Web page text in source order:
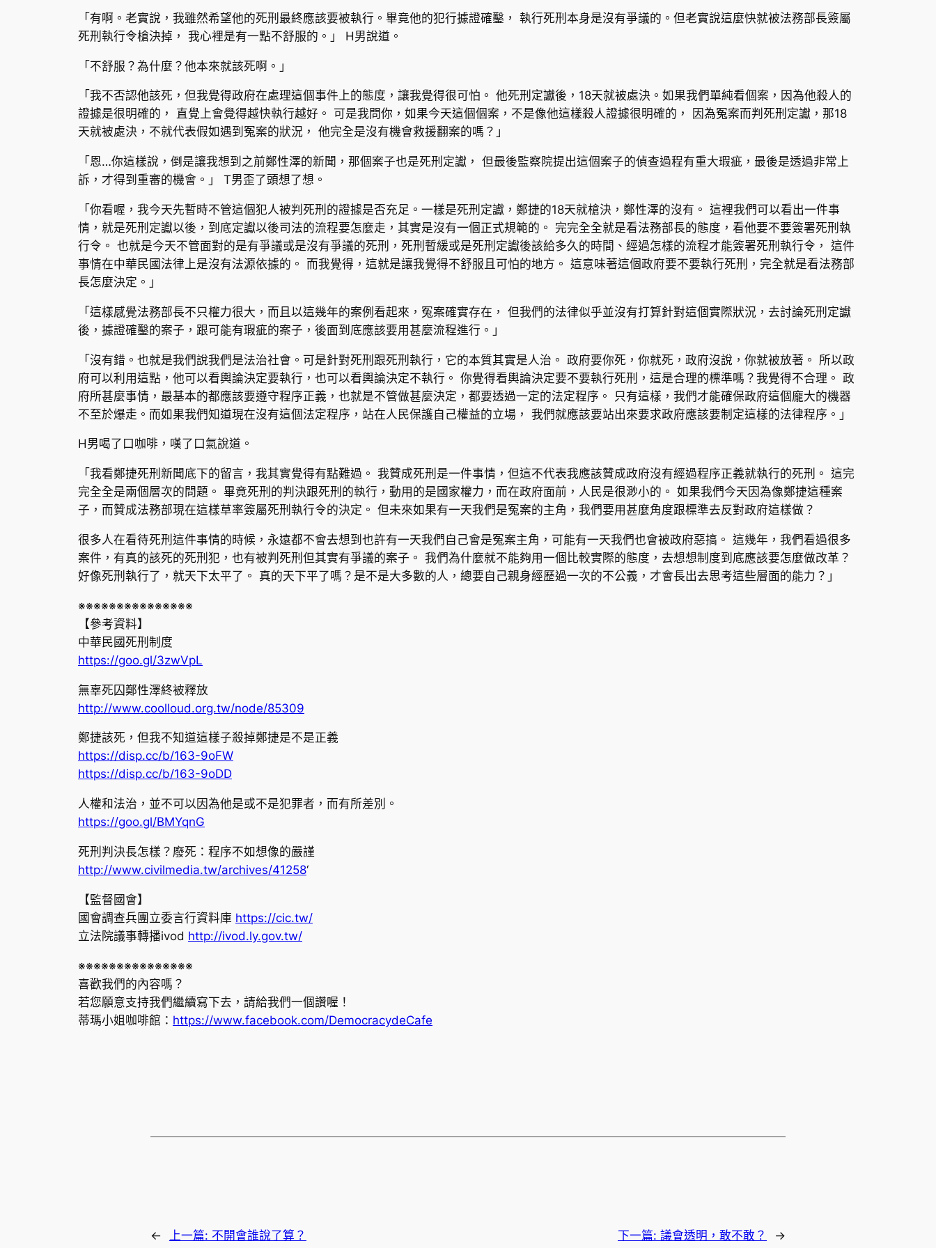
「有啊。老實說，我雖然希望他的死刑最終應該要被執行。畢竟他的犯行據證確鑿， 執行死刑本身是沒有爭議的。但老實說這麼快就被法務部長簽屬
死刑執行令槍決掉， 我心裡是有一點不舒服的。」 H男說道。
「不舒服？為什麼？他本來就該死啊。」
「我不否認他該死，但我覺得政府在處理這個事件上的態度，讓我覺得很可怕。 他死刑定讞後，18天就被處決。如果我們單純看個案，因為他殺人的
證據是很明確的， 直覺上會覺得越快執行越好。 可是我問你，如果今天這個個案，不是像他這樣殺人證據很明確的， 因為冤案而判死刑定讞，那18
天就被處決，不就代表假如遇到冤案的狀況， 他完全是沒有機會救援翻案的嗎？」
「恩…你這樣說，倒是讓我想到之前鄭性澤的新聞，那個案子也是死刑定讞， 但最後監察院提出這個案子的偵查過程有重大瑕疵，最後是透過非常上
訴，才得到重審的機會。」 T男歪了頭想了想。
「你看喔，我今天先暫時不管這個犯人被判死刑的證據是否充足。一樣是死刑定讞，鄭捷的18天就槍決，鄭性澤的沒有。 這裡我們可以看出一件事
情，就是死刑定讞以後，到底定讞以後司法的流程要怎麼走，其實是沒有一個正式規範的。 完完全全就是看法務部長的態度，看他要不要簽署死刑執
行令。 也就是今天不管面對的是有爭議或是沒有爭議的死刑，死刑暫緩或是死刑定讞後該給多久的時間、經過怎樣的流程才能簽署死刑執行令， 這件
事情在中華民國法律上是沒有法源依據的。 而我覺得，這就是讓我覺得不舒服且可怕的地方。 這意味著這個政府要不要執行死刑，完全就是看法務部
長怎麼決定。」
「這樣感覺法務部長不只權力很大，而且以這幾年的案例看起來，冤案確實存在， 但我們的法律似乎並沒有打算針對這個實際狀況，去討論死刑定讞
後，據證確鑿的案子，跟可能有瑕疵的案子，後面到底應該要用甚麼流程進行。」
「沒有錯。也就是我們說我們是法治社會。可是針對死刑跟死刑執行，它的本質其實是人治。 政府要你死，你就死，政府沒說，你就被放著。 所以政
府可以利用這點，他可以看輿論決定要執行，也可以看輿論決定不執行。 你覺得看輿論決定要不要執行死刑，這是合理的標準嗎？我覺得不合理。 政
府所甚麼事情，最基本的都應該要遵守程序正義，也就是不管做甚麼決定，都要透過一定的法定程序。 只有這樣，我們才能確保政府這個龐大的機器
不至於爆走。而如果我們知道現在沒有這個法定程序，站在人民保護自己權益的立場， 我們就應該要站出來要求政府應該要制定這樣的法律程序。」
H男喝了口咖啡，嘆了口氣說道。
「我看鄭捷死刑新聞底下的留言，我其實覺得有點難過。 我贊成死刑是一件事情，但這不代表我應該贊成政府沒有經過程序正義就執行的死刑。 這完
完全全是兩個層次的問題。 畢竟死刑的判決跟死刑的執行，動用的是國家權力，而在政府面前，人民是很渺小的。 如果我們今天因為像鄭捷這種案
子，而贊成法務部現在這樣草率簽屬死刑執行令的決定。 但未來如果有一天我們是冤案的主角，我們要用甚麼角度跟標準去反對政府這樣做？
很多人在看待死刑這件事情的時候，永遠都不會去想到也許有一天我們自己會是冤案主角，可能有一天我們也會被政府惡搞。 這幾年，我們看過很多
案件，有真的該死的死刑犯，也有被判死刑但其實有爭議的案子。 我們為什麼就不能夠用一個比較實際的態度，去想想制度到底應該要怎麼做改革？
好像死刑執行了，就天下太平了。 真的天下平了嗎？是不是大多數的人，總要自己親身經歷過一次的不公義，才會長出去思考這些層面的能力？」
※※※※※※※※※※※※※※※
【參考資料】
中華民國死刑制度
https://goo.gl/3zwVpL
無辜死囚鄭性澤終被釋放
http://www.coolloud.org.tw/node/85309
鄭捷該死，但我不知道這樣子殺掉鄭捷是不是正義
https://disp.cc/b/163-9oFW
https://disp.cc/b/163-9oDD
人權和法治，並不可以因為他是或不是犯罪者，而有所差別。
https://goo.gl/BMYqnG
死刑判決長怎樣？廢死：程序不如想像的嚴謹
http://www.civilmedia.tw/archives/41258‘
【監督國會】
國會調查兵團立委言行資料庫 https://cic.tw/
立法院議事轉播ivod http://ivod.ly.gov.tw/
※※※※※※※※※※※※※※※
喜歡我們的內容嗎？
若您願意支持我們繼續寫下去，請給我們一個讚喔！
蒂瑪小姐咖啡館： https://www.facebook.com/DemocracydeCafe
← 上一篇: 不開會誰說了算？ 下一篇: 議會透明，敢不敢？ →